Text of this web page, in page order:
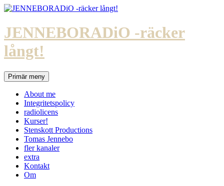
Hoppa
innehåll
JENNEBORADiO -räcker
långt!
SökPrimär meny
About me
Integritetspolicy
radiolicens
Kurser!
Stenskott Productions
Tomas Jennebo
fler kanaler
extra
Kontakt
Om